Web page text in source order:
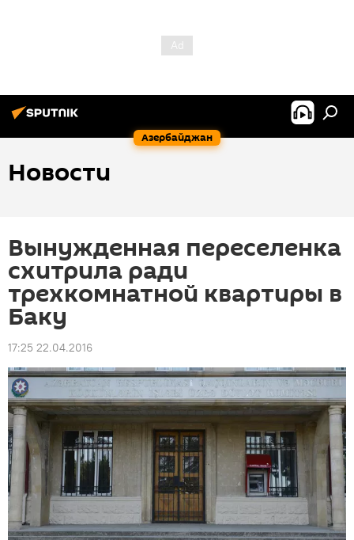
Азербайджан
Новости
Вынужденная переселенка
схитрила ради
трехкомнатной квартиры в
Баку
17:25 22.04.2016